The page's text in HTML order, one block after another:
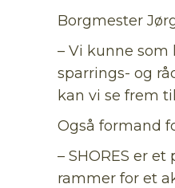
Borgmester
– Vi kunne
sparrings- og
kan vi se frem
Også formand
– SHORES er
rammer for et